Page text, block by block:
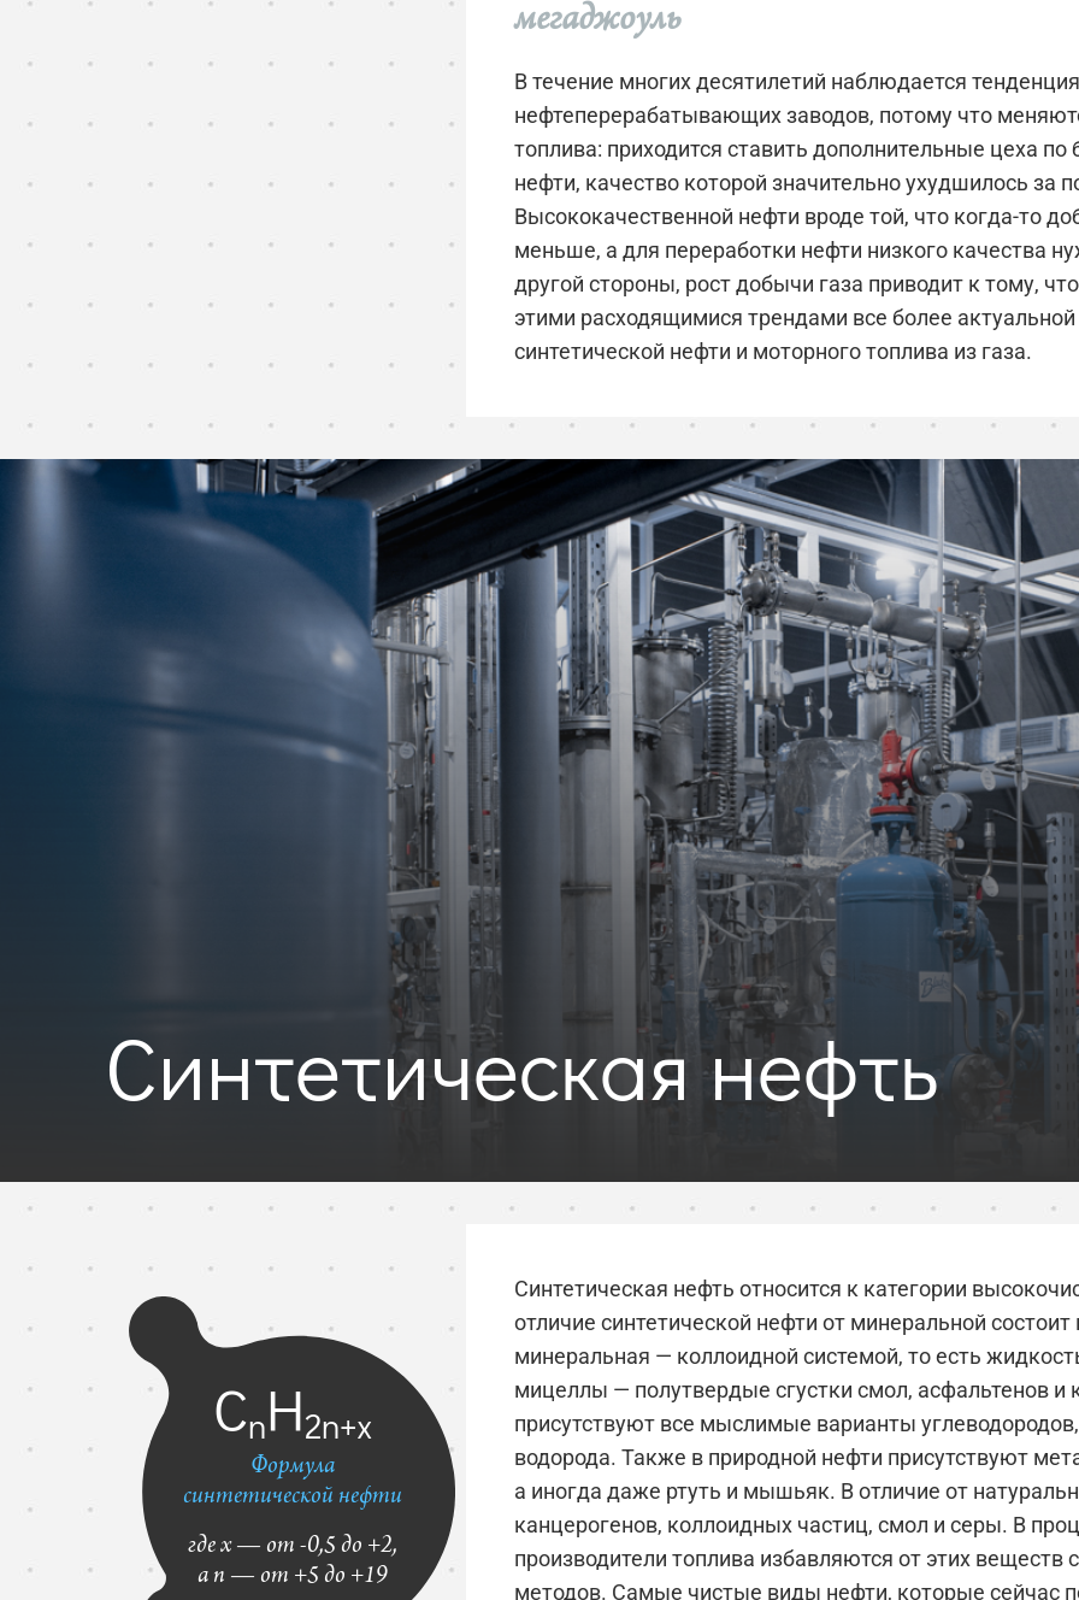
мегаджоуль
В течение многих десятилетий наблюдается
нефтеперерабатывающих заводов, потому что
топлива: приходится ставить дополнительные цеха по
нефти, качество которой значительно ухудшилось за
Высококачественной нефти вроде той, что когда-то
меньше, а для переработки нефти низкого качества
другой стороны, рост добычи газа приводит к тому,
этими расходящимися трендами все более актуальной
синтетической нефти и моторного топлива из газа.
Синтетическая нефть
CnH2n+x
Формула
синтетической нефти
где x — от -0,5 до +2,
а n — от +5 до +19
Синтетическая нефть относится к категории
отличие синтетической нефти от минеральной
минеральная — коллоидной системой, то есть
мицеллы — полутвердые сгустки смол, асфальтенов и
присутствуют все мыслимые варианты
водорода. Также в природной нефти присутствуют
а иногда даже ртуть и мышьяк. В отличие от
канцерогенов, коллоидных частиц, смол и серы. В
производители топлива избавляются от этих
методов. Самые чистые виды нефти, которые сейчас